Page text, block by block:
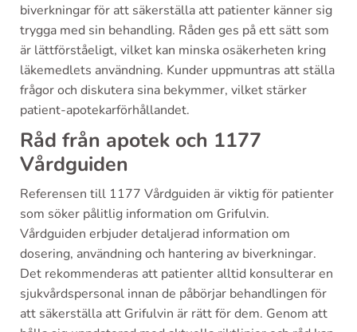
biverkningar för att säkerställa att patienter känner sig
trygga med sin behandling. Råden ges på ett sätt som
är lättförståeligt, vilket kan minska osäkerheten kring
läkemedlets användning. Kunder uppmuntras att ställa
frågor och diskutera sina bekymmer, vilket stärker
patient-apotekarförhållandet.
Råd från apotek och 1177
Vårdguiden
Referensen till 1177 Vårdguiden är viktig för patienter
som söker pålitlig information om Grifulvin.
Vårdguiden erbjuder detaljerad information om
dosering, användning och hantering av biverkningar.
Det rekommenderas att patienter alltid konsulterar en
sjukvårdspersonal innan de påbörjar behandlingen för
att säkerställa att Grifulvin är rätt för dem. Genom att